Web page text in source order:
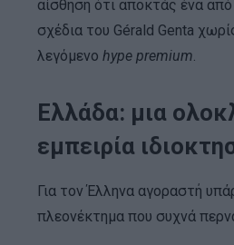
αίσθηση ότι αποκτάς ένα
σχέδια του Gérald Genta
λεγόμενο hype premium.
Ελλάδα: μια
εμπειρία
Για τον Έλληνα αγοραστή
πλεονέκτημα που συχνά